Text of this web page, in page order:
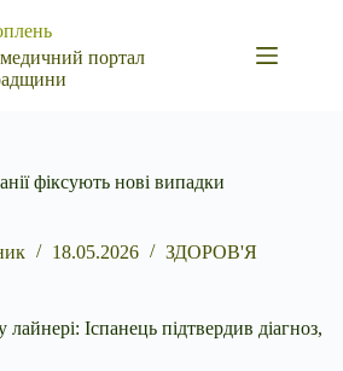
портал
фіксують нові випадки
18.05.2026 ЗДОРОВ'Я
Іспанець підтвердив діагноз,